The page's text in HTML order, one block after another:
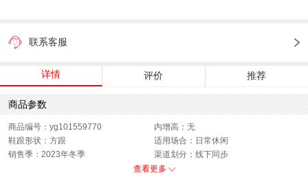
联系客服
详情 评价 推荐
商品参数
商品编号：yg101559770
内增高：无
鞋跟形状：方跟
适用场合：日常休闲
销售季：2023年冬季
渠道划分：线下同步
鞋底材质：橡胶底
查看更多